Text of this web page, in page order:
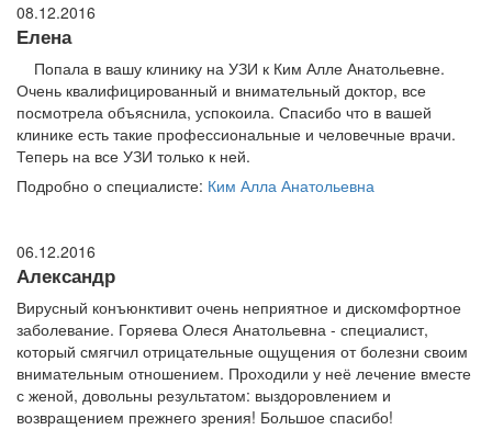
08.12.2016
Елена
Попала в вашу клинику на УЗИ к Ким Алле Анатольевне.
Очень квалифицированный и внимательный доктор, все
посмотрела объяснила, успокоила. Спасибо что в вашей
клинике есть такие профессиональные и человечные врачи.
Теперь на все УЗИ только к ней.
Подробно о специалисте: Ким Алла Анатольевна
06.12.2016
Александр
Вирусный конъюнктивит очень неприятное и дискомфортное
заболевание. Горяева Олеся Анатольевна - специалист,
который смягчил отрицательные ощущения от болезни своим
внимательным отношением. Проходили у неё лечение вместе
с женой, довольны результатом: выздоровлением и
возвращением прежнего зрения! Большое спасибо!